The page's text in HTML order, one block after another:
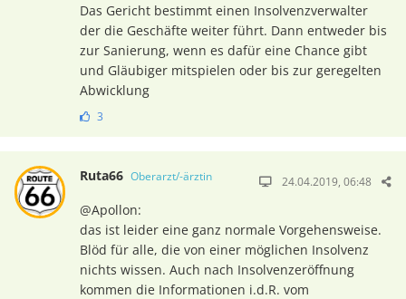
Das Gericht bestimmt einen Insolvenzverwalter
der die Geschäfte weiter führt. Dann entweder bis
zur Sanierung, wenn es dafür eine Chance gibt
und Gläubiger mitspielen oder bis zur geregelten
Abwicklung
3
Ruta66 Oberarzt/-ärztin 24.04.2019, 06:48
@Apollon:
das ist leider eine ganz normale Vorgehensweise.
Blöd für alle, die von einer möglichen Insolvenz
nichts wissen. Auch nach Insolvenzeröffnung
kommen die Informationen i.d.R. vom